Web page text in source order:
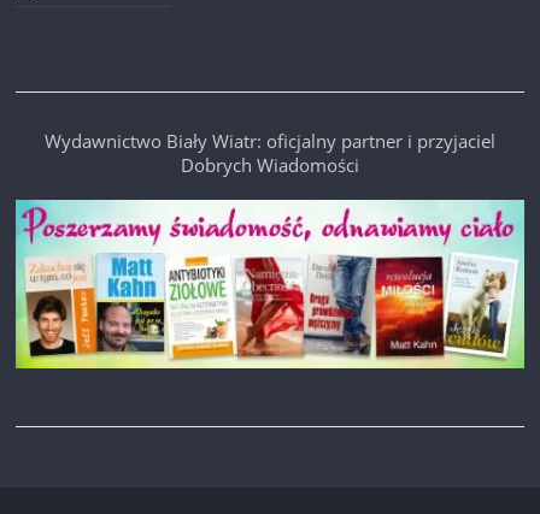
Wydawnictwo Biały Wiatr: oficjalny partner i przyjaciel
Dobrych Wiadomości